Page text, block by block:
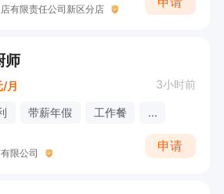
有限责任公司新区分店
师
/月 3小时前
带薪年假 工作餐 ...
限公司
申请